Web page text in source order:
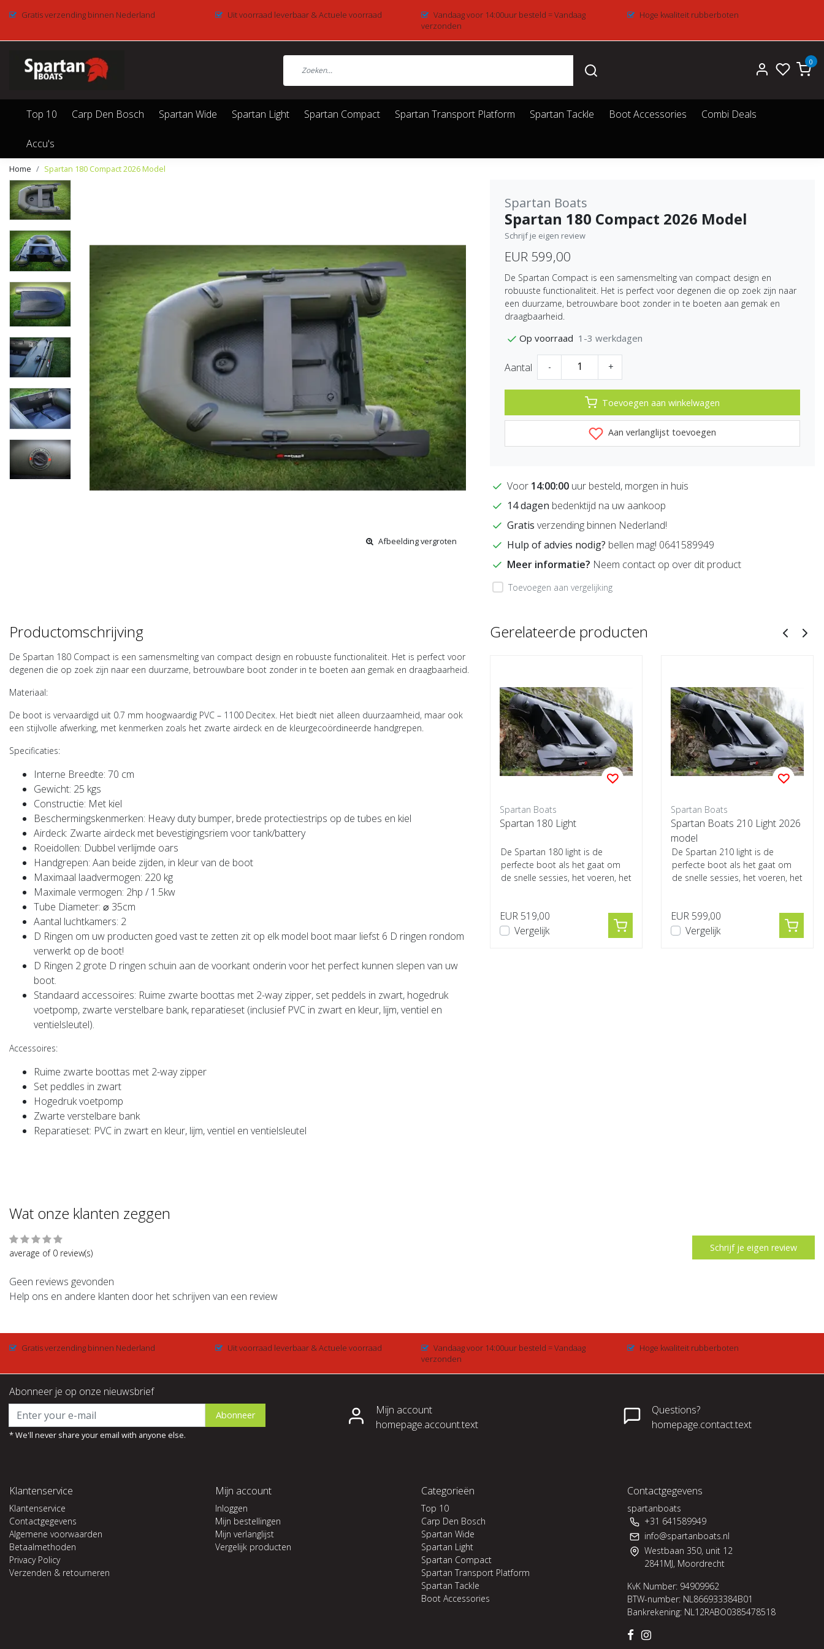
Gratis verzending binnen Nederland Uit voorraad leverbaar & Actuele voorraad
Vandaag voor 14:00uur besteld = Vandaag
verzonden
Hoge kwaliteit rubberboten
0
Top 10 Carp Den Bosch Spartan Wide Spartan Light Spartan Compact Spartan Transport Platform Spartan Tackle Boot Accessories Combi Deals
Accu's
Home Spartan 180 Compact 2026 Model
Afbeelding vergroten
Spartan Boats
Spartan 180 Compact 2026 Model
Schrijf je eigen review
EUR 599,00
De Spartan Compact is een samensmelting van compact design en
robuuste functionaliteit. Het is perfect voor degenen die op zoek zijn naar
een duurzame, betrouwbare boot zonder in te boeten aan gemak en
draagbaarheid.
Op voorraad 1-3 werkdagen
Aantal - +
Toevoegen aan winkelwagen
Aan verlanglijst toevoegen
Voor 14:00:00 uur besteld, morgen in huis
14 dagen bedenktijd na uw aankoop
Gratis verzending binnen Nederland!
Hulp of advies nodig? bellen mag! 0641589949
Meer informatie? Neem contact op over dit product
Toevoegen aan vergelijking
Productomschrijving
De Spartan 180 Compact is een samensmelting van compact design en robuuste functionaliteit. Het is perfect voor
degenen die op zoek zijn naar een duurzame, betrouwbare boot zonder in te boeten aan gemak en draagbaarheid.
Materiaal:
De boot is vervaardigd uit 0.7 mm hoogwaardig PVC – 1100 Decitex. Het biedt niet alleen duurzaamheid, maar ook
een stijlvolle afwerking, met kenmerken zoals het zwarte airdeck en de kleurgecoördineerde handgrepen.
Specificaties:
Interne Breedte: 70 cm
Gewicht: 25 kgs
Constructie: Met kiel
Beschermingskenmerken: Heavy duty bumper, brede protectiestrips op de tubes en kiel
Airdeck: Zwarte airdeck met bevestigingsriem voor tank/battery
Roeidollen: Dubbel verlijmde oars
Handgrepen: Aan beide zijden, in kleur van de boot
Maximaal laadvermogen: 220 kg
Maximale vermogen: 2hp / 1.5kw
Tube Diameter: ⌀ 35cm
Aantal luchtkamers: 2
D Ringen om uw producten goed vast te zetten zit op elk model boot maar liefst 6 D ringen rondom
verwerkt op de boot!
D Ringen 2 grote D ringen schuin aan de voorkant onderin voor het perfect kunnen slepen van uw
boot.
Standaard accessoires: Ruime zwarte boottas met 2-way zipper, set peddels in zwart, hogedruk
voetpomp, zwarte verstelbare bank, reparatieset (inclusief PVC in zwart en kleur, lijm, ventiel en
ventielsleutel).
Accessoires:
Ruime zwarte boottas met 2-way zipper
Set peddles in zwart
Hogedruk voetpomp
Zwarte verstelbare bank
Reparatieset: PVC in zwart en kleur, lijm, ventiel en ventielsleutel
Gerelateerde producten
Spartan 230 Compact 2026
Model
De Spartan Compact is een
samensmelting van compact
design en robuuste
functionaliteit. Het is perfect voor
Vergelijk
Spartan 200 Wide 2026 Model
Vergelijk
Spartan Boats
Spartan 180 Light
De Spartan 180 light is de
perfecte boot als het gaat om
de snelle sessies, het voeren, het
EUR 519,00
Vergelijk
Spartan Boats
Spartan Boats 210 Light 2026
model
De Spartan 210 light is de
perfecte boot als het gaat om
de snelle sessies, het voeren, het
EUR 599,00
Vergelijk
Wat onze klanten zeggen
average of 0 review(s) Schrijf je eigen review
Geen reviews gevonden
Help ons en andere klanten door het schrijven van een review
Gratis verzending binnen Nederland Uit voorraad leverbaar & Actuele voorraad
Vandaag voor 14:00uur besteld = Vandaag
verzonden
Hoge kwaliteit rubberboten
Abonneer je op onze nieuwsbrief
Abonneer
* We'll never share your email with anyone else.
Mijn account
homepage.account.text
Questions?
homepage.contact.text
Klantenservice
Klantenservice
Contactgegevens
Algemene voorwaarden
Betaalmethoden
Privacy Policy
Verzenden & retourneren
Mijn account
Inloggen
Mijn bestellingen
Mijn verlanglijst
Vergelijk producten
Categorieën
Top 10
Carp Den Bosch
Spartan Wide
Spartan Light
Spartan Compact
Spartan Transport Platform
Spartan Tackle
Boot Accessories
Contactgegevens
spartanboats
+31 641589949
info@spartanboats.nl
Westbaan 350, unit 12
2841MJ, Moordrecht
KvK Number: 94909962
BTW-number: NL866933384B01
Bankrekening: NL12RABO0385478518